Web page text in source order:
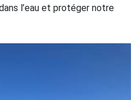
l’eau et protéger notre